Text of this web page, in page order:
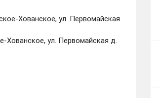
Хованское, ул. Первомайская
Хованское, ул. Первомайская д.